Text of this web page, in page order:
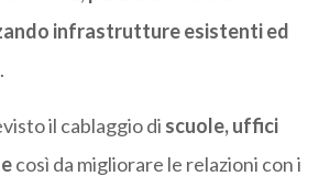
infrastrutture esistenti ed
.
il cablaggio di scuole, uffici
così da migliorare le relazioni con i